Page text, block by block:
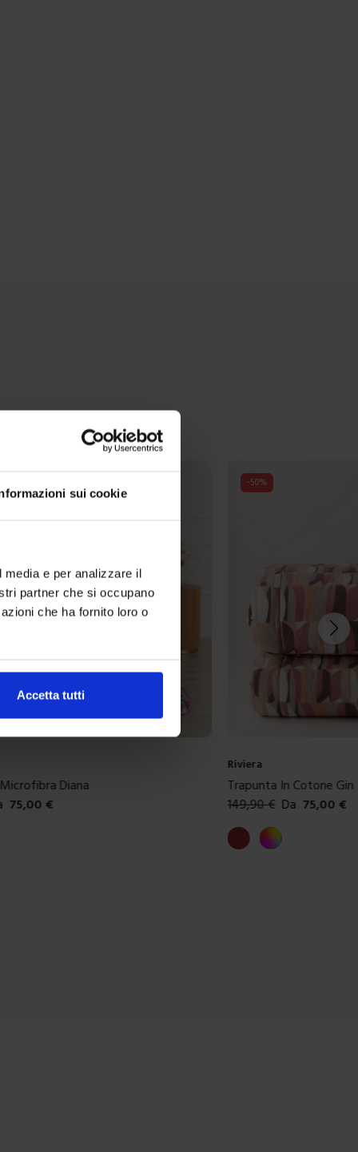
sui cookie
e per analizzare il
partner che si occupano
che ha fornito loro o
Accetta tutti
Gin
75,00 €
-50%
Riviera
Trapunta In Cotone
149,90€ Da 75,00 €
Colori disponibili
AzzurroMarrone